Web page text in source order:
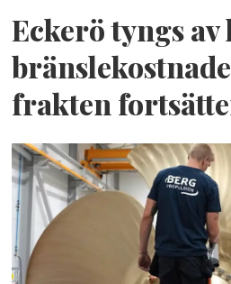
Eckerö tyngs av
frakten